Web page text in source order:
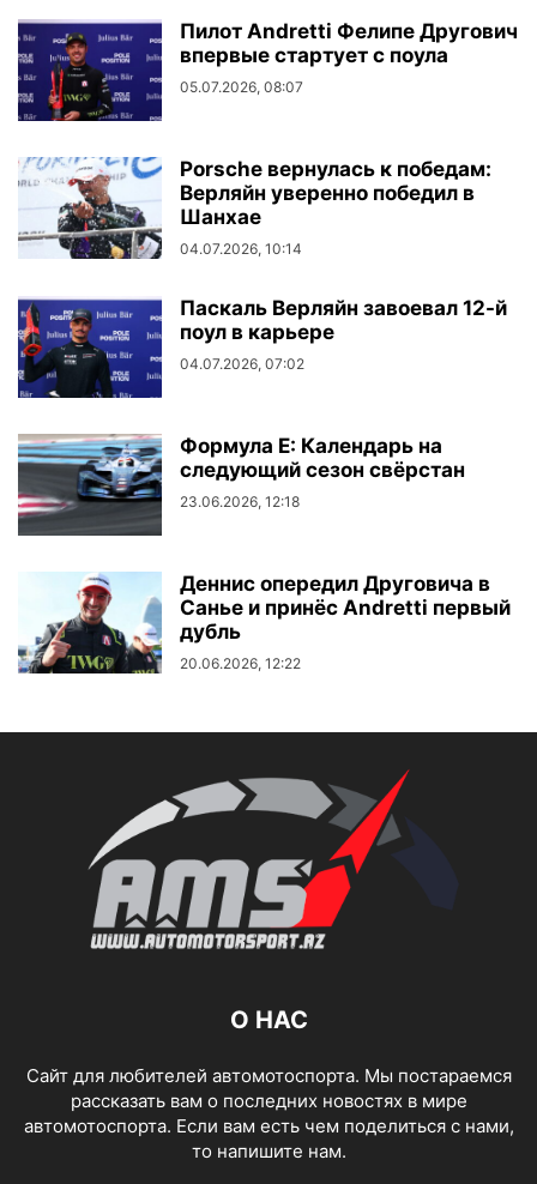
Пилот Andretti Фелипе Другович
впервые стартует с поула
05.07.2026, 08:07
Porsche вернулась к победам:
Верляйн уверенно победил в
Шанхае
04.07.2026, 10:14
Паскаль Верляйн завоевал 12-й
поул в карьере
04.07.2026, 07:02
Формула E: Календарь на
следующий сезон свёрстан
23.06.2026, 12:18
Деннис опередил Друговича в
Санье и принёс Andretti первый
дубль
20.06.2026, 12:22
О НАС
Сайт для любителей автомотоспорта. Мы постараемся
рассказать вам о последних новостях в мире
автомотоспорта. Если вам есть чем поделиться с нами,
то напишите нам.